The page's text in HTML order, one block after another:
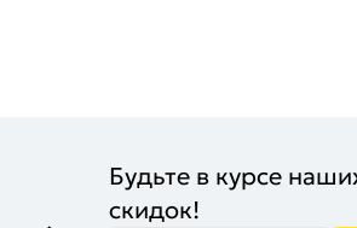
Будьте в курсе
скидок!